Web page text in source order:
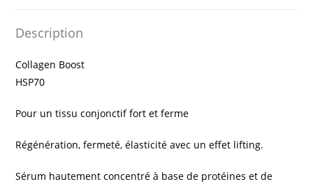
Description
Collagen Boost
HSP70
Pour un tissu conjonctif fort et ferme
Régénération, fermeté, élasticité avec un effet lifting.
Sérum hautement concentré à base de protéines et de